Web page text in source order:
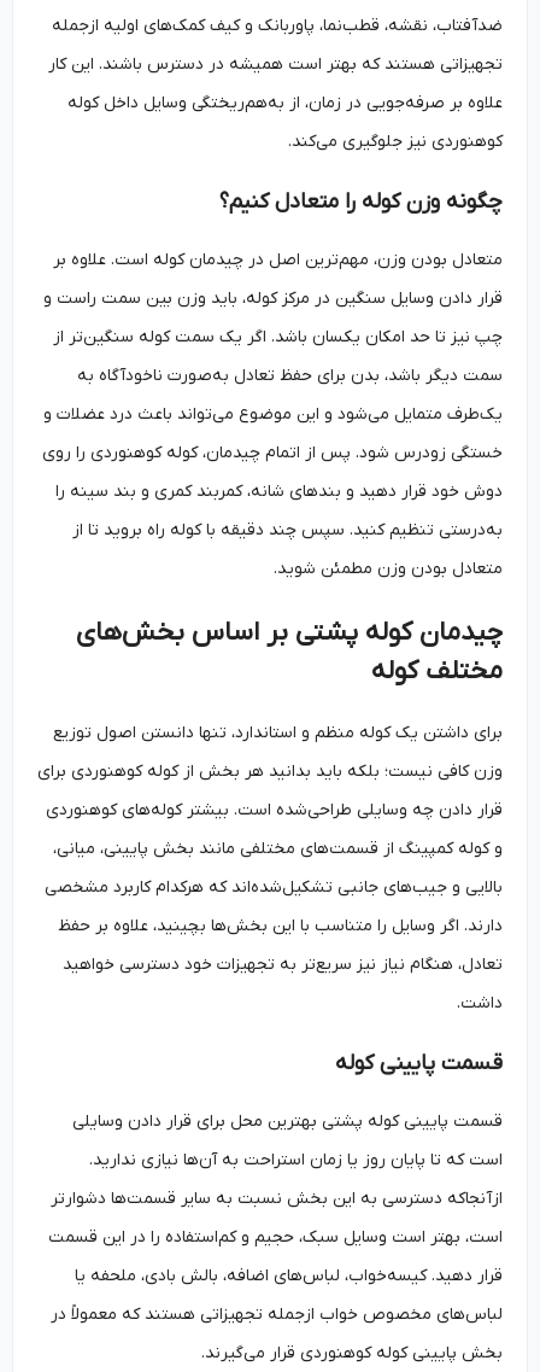
ضدآفتاب، نقشه، قطب‌نما، پاوربانک و کیف کمک‌های اولیه ازجمله
تجهیزاتی هستند که بهتر است همیشه در دسترس باشند. این کار
علاوه بر صرفه‌جویی در زمان، از به‌هم‌ریختگی وسایل داخل کوله
کوهنوردی نیز جلوگیری می‌کند.
چگونه وزن کوله را متعادل کنیم؟
متعادل بودن وزن، مهم‌ترین اصل در چیدمان کوله است. علاوه بر
قرار دادن وسایل سنگین در مرکز کوله، باید وزن بین سمت راست و
چپ نیز تا حد امکان یکسان باشد. اگر یک سمت کوله سنگین‌تر از
سمت دیگر باشد، بدن برای حفظ تعادل به‌صورت ناخودآگاه به
یک‌طرف متمایل می‌شود و این موضوع می‌تواند باعث درد عضلات و
خستگی زودرس شود. پس از اتمام چیدمان، کوله کوهنوردی را روی
دوش خود قرار دهید و بندهای شانه، کمربند کمری و بند سینه را
به‌درستی تنظیم کنید. سپس چند دقیقه با کوله راه بروید تا از
متعادل بودن وزن مطمئن شوید.
چیدمان کوله پشتی بر اساس بخش‌های
مختلف کوله
برای داشتن یک کوله منظم و استاندارد، تنها دانستن اصول توزیع
وزن کافی نیست؛ بلکه باید بدانید هر بخش از کوله کوهنوردی برای
قرار دادن چه وسایلی طراحی‌شده است. بیشتر کوله‌های کوهنوردی
و کوله کمپینگ از قسمت‌های مختلفی مانند بخش پایینی، میانی،
بالایی و جیب‌های جانبی تشکیل‌شده‌اند که هرکدام کاربرد مشخصی
دارند. اگر وسایل را متناسب با این بخش‌ها بچینید، علاوه بر حفظ
تعادل، هنگام نیاز نیز سریع‌تر به تجهیزات خود دسترسی خواهید
داشت.
قسمت پایینی کوله
قسمت پایینی کوله پشتی بهترین محل برای قرار دادن وسایلی
است که تا پایان روز یا زمان استراحت به آن‌ها نیازی ندارید.
ازآنجاکه دسترسی به این بخش نسبت به سایر قسمت‌ها دشوارتر
است، بهتر است وسایل سبک، حجیم و کم‌استفاده را در این قسمت
قرار دهید. کیسه‌خواب، لباس‌های اضافه، بالش بادی، ملحفه یا
لباس‌های مخصوص خواب ازجمله تجهیزاتی هستند که معمولاً در
بخش پایینی کوله کوهنوردی قرار می‌گیرند.